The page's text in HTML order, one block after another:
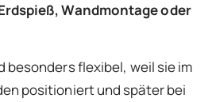
Wandmontage oder
besonders flexibel, weil sie im
positioniert und später bei